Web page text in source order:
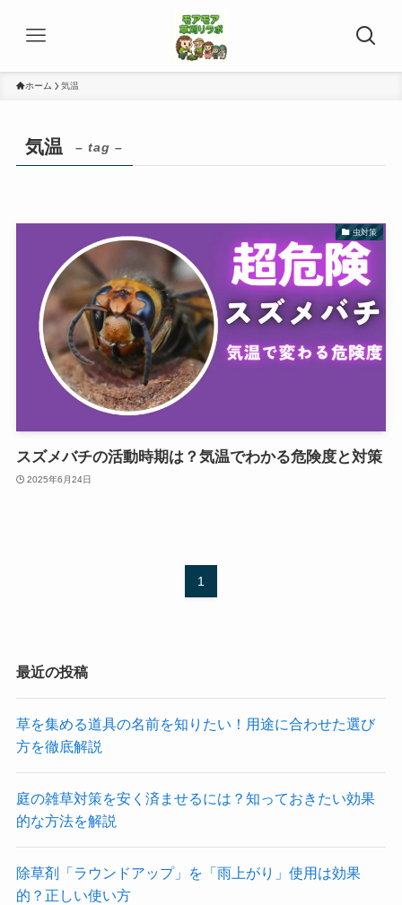
ホーム 気温
気温 – tag –
虫対策
スズメバチの活動時期は？気温でわかる危険度と対策
2025年6月24日
1
最近の投稿
草を集める道具の名前を知りたい！用途に合わせた選び
方を徹底解説
庭の雑草対策を安く済ませるには？知っておきたい効果
的な方法を解説
除草剤「ラウンドアップ」を「雨上がり」使用は効果
的？正しい使い方